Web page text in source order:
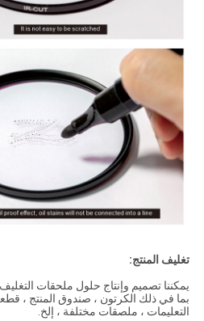
تغليف المنتج:
يمكننا تصميم وإنتاج حلول ملحقات
بما في ذلك الكرتون ، صندوق المنتج ،
التعليمات ، ملصقات مختلفة ، إلخ.